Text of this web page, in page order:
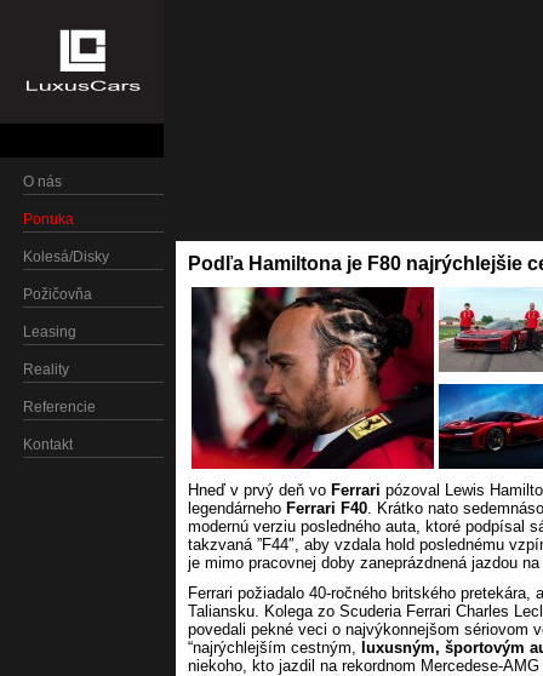
O nás
Ponuka
Kolesá/Disky
Požičovňa
Leasing
Reality
Referencie
Kontakt
Podľa Hamiltona je F80 najrýchlejšie
Hneď v prvý deň vo Ferrari pózoval Lewis
legendárneho Ferrari F40. Krátko nato
modernú verziu posledného auta, ktoré podpísal
takzvaná ”F44″, aby vzdala hold poslednému
je mimo pracovnej doby zaneprázdnená jazdou
Ferrari požiadalo 40-ročného britského pretekára,
Taliansku. Kolega zo Scuderia Ferrari Charles
povedali pekné veci o najvýkonnejšom sériovom
“najrýchlejším cestným, luxusným, športovým
niekoho, kto jazdil na rekordnom Mercedese-